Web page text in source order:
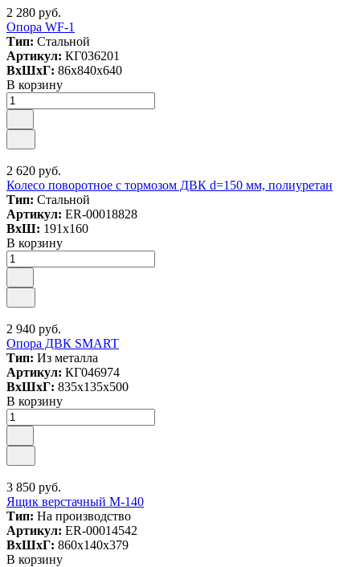
2 280 руб.
Опора WF-1
Тип: Стальной
Артикул: КГ036201
ВxШxГ: 86x840x640
В корзину
2 620 руб.
Колесо поворотное с тормозом ДВК d=150 мм, полиуретан
Тип: Стальной
Артикул: ER-00018828
ВxШ: 191x160
В корзину
2 940 руб.
Опора ДВК SMART
Тип: Из металла
Артикул: КГ046974
ВxШxГ: 835x135x500
В корзину
3 850 руб.
Ящик верстачный М-140
Тип: На производство
Артикул: ER-00014542
ВxШxГ: 860x140x379
В корзину